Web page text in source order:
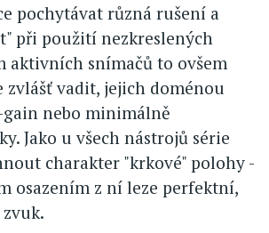
pochytávat různá rušení a
při použití nezkreslených
aktivních snímačů to ovšem
zvlášť vadit, jejich doménou
gain nebo minimálně
Jako u všech nástrojů série
charakter "krkové" polohy -
osazením z ní leze perfektní,